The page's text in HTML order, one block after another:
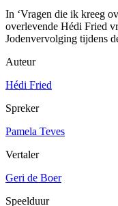
In ‘Vragen die ik kreeg
overlevende Hédi Fried
Jodenvervolging tijdens
Auteur
Hédi Fried
Spreker
Pamela Teves
Vertaler
Geri de Boer
Speelduur